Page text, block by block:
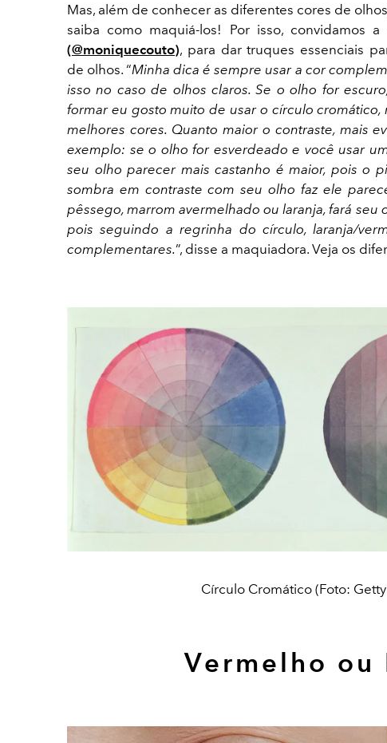
Mas, além de conhecer as diferentes cores de
saiba como maquiá-los! Por isso, convidamos a
(@moniquecouto), para dar truques essenciais
de olhos. “Minha dica é sempre usar a cor
isso no caso de olhos claros. Se o olho for
formar eu gosto muito de usar o círculo cromático,
melhores cores. Quanto maior o contraste, mais
exemplo: se o olho for esverdeado e você usar
seu olho parecer mais castanho é maior, pois o
sombra em contraste com seu olho faz ele
pêssego, marrom avermelhado ou laranja, fará seu
pois seguindo a regrinha do círculo, laranja/
complementares.”, disse a maquiadora. Veja os
Círculo Cromático (Foto:
Vermelho ou